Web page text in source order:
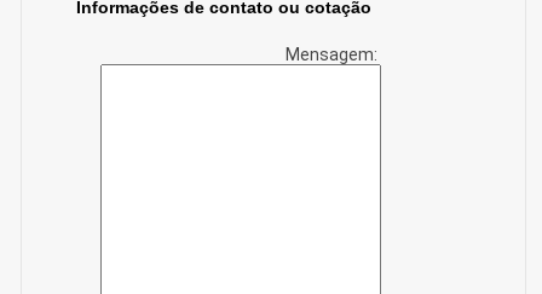
Informações de contato ou cotação
Mensagem: